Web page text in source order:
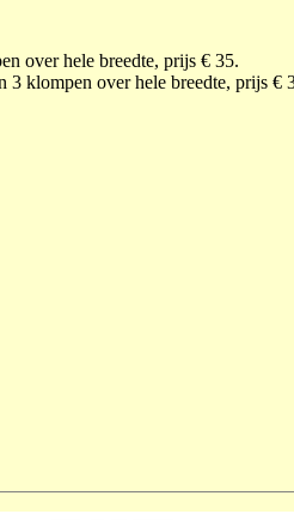
over hele breedte, prijs € 35.
3 klompen over hele breedte, prijs €